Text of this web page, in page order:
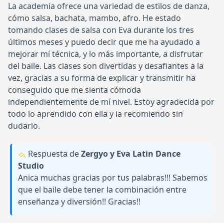
La academia ofrece una variedad de estilos de danza,
cómo salsa, bachata, mambo, afro. He estado
tomando clases de salsa con Eva durante los tres
últimos meses y puedo decir que me ha ayudado a
mejorar mí técnica, y lo más importante, a disfrutar
del baile. Las clases son divertidas y desafiantes a la
vez, gracias a su forma de explicar y transmitir ha
conseguido que me sienta cómoda
independientemente de mí nivel. Estoy agradecida por
todo lo aprendido con ella y la recomiendo sin
dudarlo.
Respuesta deZergyo y Eva Latin Dance
Studio
Anica muchas gracias por tus palabras!!! Sabemos
que el baile debe tener la combinación entre
enseñanza y diversión!! Gracias!!